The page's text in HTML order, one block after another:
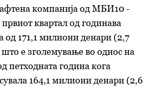
компанија од МБИ10 -
квартал од годинава
од 171,1 милиони денари (2,7
е зголемување во однос на
петходната година кога
164,1 милиони денари (2,6